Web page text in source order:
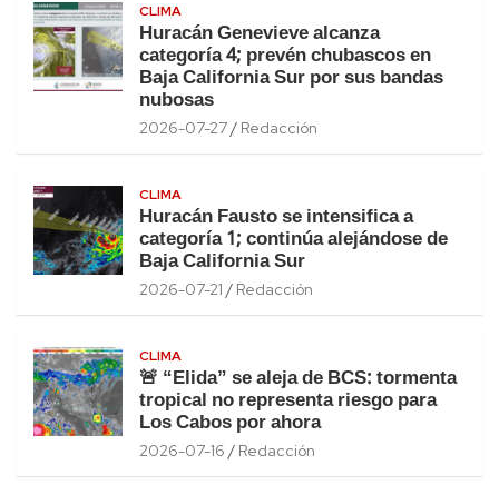
CLIMA
Huracán Genevieve alcanza
categoría 4; prevén chubascos en
Baja California Sur por sus bandas
nubosas
2026-07-27 Redacción
CLIMA
Huracán Fausto se intensifica a
categoría 1; continúa alejándose de
Baja California Sur
2026-07-21 Redacción
CLIMA
🚨 “Elida” se aleja de BCS: tormenta
tropical no representa riesgo para
Los Cabos por ahora
2026-07-16 Redacción